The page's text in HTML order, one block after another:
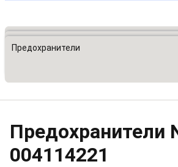
Все категории
Предохранители, ограничители
Предохранители
Предохранители
004114221